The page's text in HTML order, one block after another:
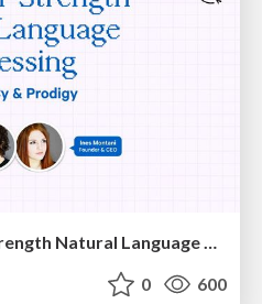
HU Berlin: Industrial-Strength Natural Language Processing with spaCy and Prodigy
0 600